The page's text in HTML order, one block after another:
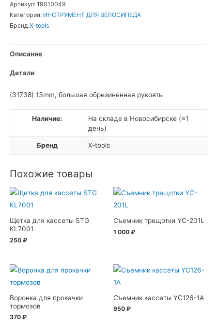
Tools
Ключ
Артикул: 19010049
Категория: ИНСТРУМЕНТ ДЛЯ ВЕЛОСИПЕДА
Бренд:X-tools
Описание
Детали
(31738) 13mm, большая обрезиненная рукоять
Наличие:
На складе в Новосибирске (≈1
день)
Бренд X-tools
Похожие товары
Щетка для кассеты STG
KL7001
250 ₽
Съемник трещотки YC-201L
1 000 ₽
Воронка для прокачки
тормозов
370 ₽
Съемник кассеты YC126-1A
950 ₽